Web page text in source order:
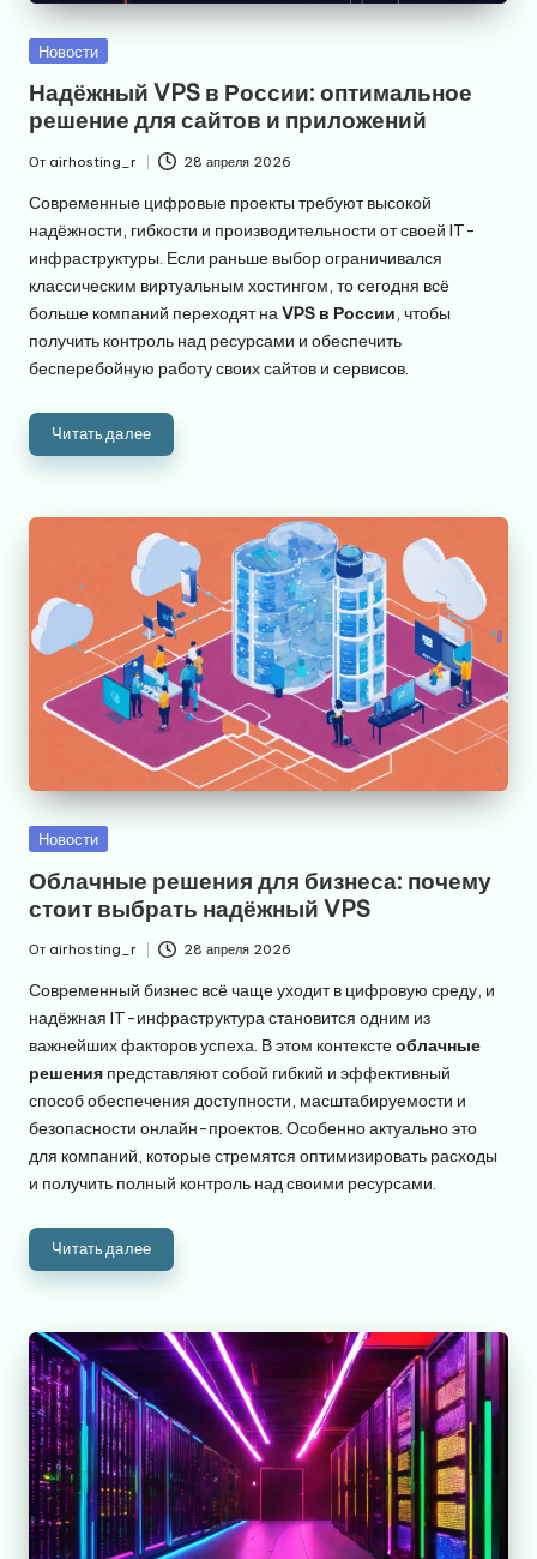
Опубликовано
Новости
Надёжный VPS в России: оптимальное
решение для сайтов и приложений
Запись
от
От airhosting_r 28 апреля 2026
Современные цифровые проекты требуют высокой
надёжности, гибкости и производительности от своей IT-
инфраструктуры. Если раньше выбор ограничивался
классическим виртуальным хостингом, то сегодня всё
больше компаний переходят наVPS в России, чтобы
получить контроль над ресурсами и обеспечить
бесперебойную работу своих сайтов и сервисов.
Читать далее
Опубликовано
Новости
Облачные решения для бизнеса: почему
стоит выбрать надёжный VPS
от
От airhosting_r 28 апреля 2026
Современный бизнес всё чаще уходит в цифровую среду, и
надёжная IT-инфраструктура становится одним из
важнейших факторов успеха. В этом контекстеоблачные
решения представляют собой гибкий и эффективный
способ обеспечения доступности, масштабируемости и
безопасности онлайн-проектов. Особенно актуально это
для компаний, которые стремятся оптимизировать расходы
и получить полный контроль над своими ресурсами.
Читать далее